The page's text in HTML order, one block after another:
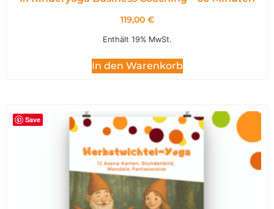
119,00 €
Enthält 19% MwSt.
In den Warenkorb
Save